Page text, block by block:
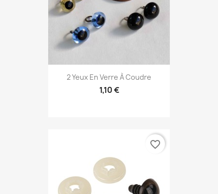
2 Yeux En Verre À Coudre
1,10 €
favorite_border